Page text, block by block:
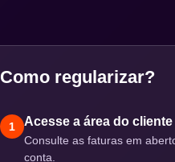
Como regularizar?
1 Acesse a área do cliente
Consulte as faturas em
conta.